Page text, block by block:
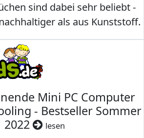
sind dabei sehr beliebt -
als aus Kunststoff.
Mini PC Computer
- Bestseller Sommer
2022
lesen